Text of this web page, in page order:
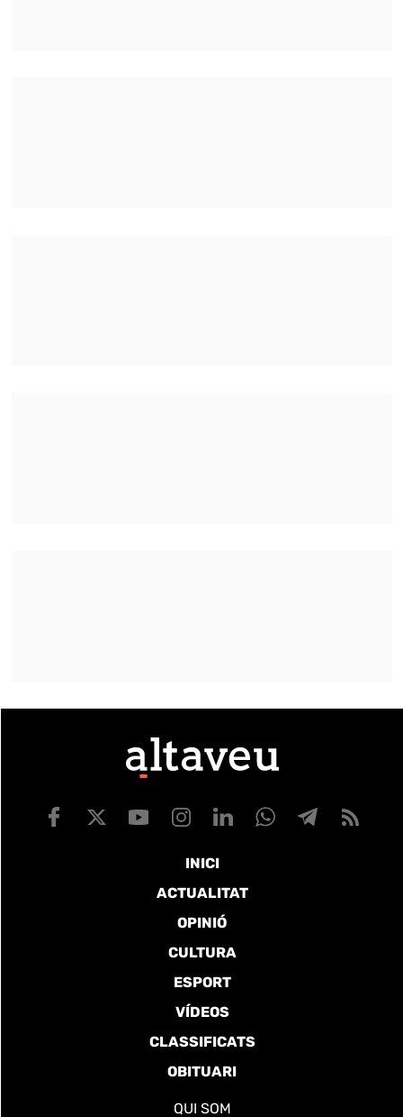
INICI
ACTUALITAT
OPINIÓ
CULTURA
ESPORT
VÍDEOS
CLASSIFICATS
OBITUARI
QUI SOM